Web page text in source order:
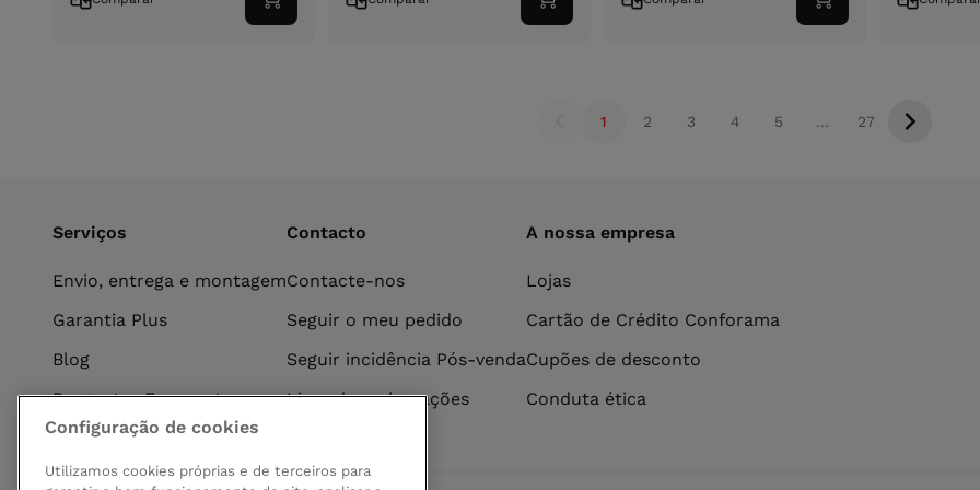
Adicionar
ao
Adicionar
ao
Adicionar
ao
1 2 3 4 5 ... 27
Serviços
Envio, entrega e montagem
Garantia Plus
Blog
Perguntas Frequentes
Contacto
Contacte-nos
Seguir o meu pedido
Seguir incidência Pós-venda
Livro de reclamações
A nossa empresa
Lojas
Cartão de Crédito Conforama
Cupões de desconto
Conduta ética
Configuração de cookies
Utilizamos cookies próprias e de terceiros para